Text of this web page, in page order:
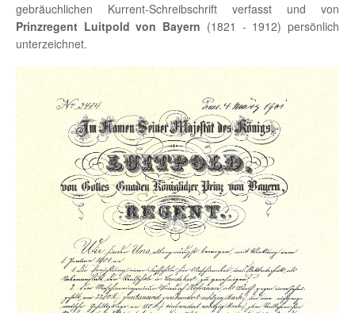
gebräuchlichen Kurrent-Schreibschrift verfasst und von
Prinzregent Luitpold von Bayern (1821 - 1912) persönlich
unterzeichnet.